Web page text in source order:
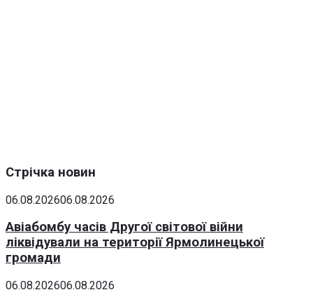
Стрічка новин
06.08.202606.08.2026
Авіабомбу часів Другої світової війни
ліквідували на території Ярмолинецької
громади
06.08.202606.08.2026